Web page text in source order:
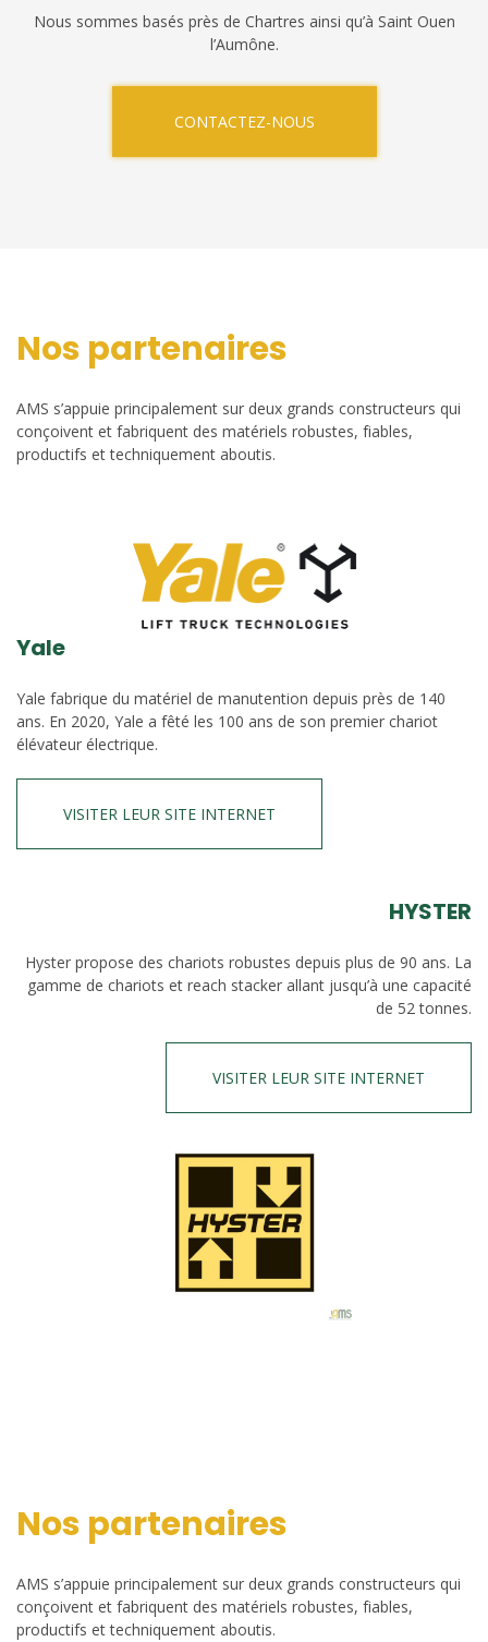
Nous sommes basés près de Chartres ainsi qu’à Saint Ouen
l’Aumône.
CONTACTEZ-NOUS
Nos partenaires
AMS s’appuie principalement sur deux grands constructeurs qui
conçoivent et fabriquent des matériels robustes, fiables,
productifs et techniquement aboutis.
Yale
Yale fabrique du matériel de manutention depuis près de 140
ans. En 2020, Yale a fêté les 100 ans de son premier chariot
élévateur électrique.
VISITER LEUR SITE INTERNET
HYSTER
Hyster propose des chariots robustes depuis plus de 90 ans. La
gamme de chariots et reach stacker allant jusqu’à une capacité
de 52 tonnes.
VISITER LEUR SITE INTERNET
Nos partenaires
AMS s’appuie principalement sur deux grands constructeurs qui
conçoivent et fabriquent des matériels robustes, fiables,
productifs et techniquement aboutis.